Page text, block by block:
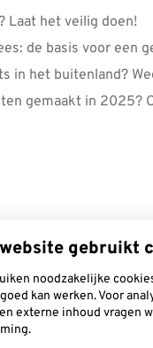
Laat het veilig doen!
de basis voor een
in het buitenland?
gemaakt in 2025?
gebruikt
noodzakelijke
kan werken. Voor
externe inhoud vragen